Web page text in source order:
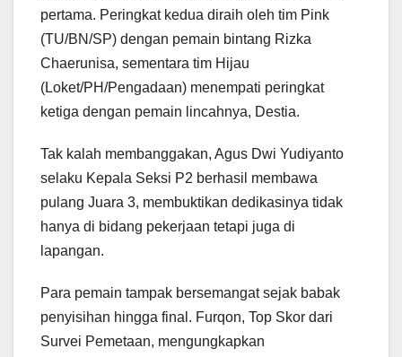
pertama. Peringkat kedua diraih oleh tim Pink
(TU/BN/SP) dengan pemain bintang Rizka
Chaerunisa, sementara tim Hijau
(Loket/PH/Pengadaan) menempati peringkat
ketiga dengan pemain lincahnya, Destia.
Tak kalah membanggakan, Agus Dwi Yudiyanto
selaku Kepala Seksi P2 berhasil membawa
pulang Juara 3, membuktikan dedikasinya tidak
hanya di bidang pekerjaan tetapi juga di
lapangan.
Para pemain tampak bersemangat sejak babak
penyisihan hingga final. Furqon, Top Skor dari
Survei Pemetaan, mengungkapkan